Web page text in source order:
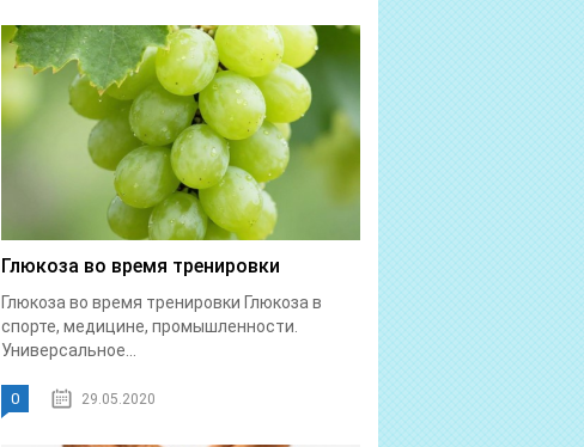
Глюкоза во время тренировки
Глюкоза во время тренировки Глюкоза в
спорте, медицине, промышленности.
Универсальное...
0 29.05.2020